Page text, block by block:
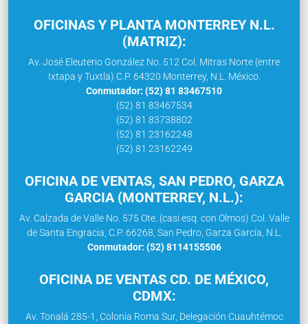
OFICINAS Y PLANTA MONTERREY N.L.
(MATRIZ):
Av. José Eleuterio González No. 512 Col. Mitras Norte (entre
Ixtapa y Tuxtla) C.P. 64320 Monterrey, N.L. México.
Conmutador: (52) 81 83467510
(52) 81 83467534
(52) 81 83738802
(52) 81 23162248
(52) 81 23162249
OFICINA DE VENTAS, SAN PEDRO, GARZA
GARCIA (MONTERREY, N.L.):
Av. Calzada de Valle No. 575 Ote. (casi esq. con Olmos) Col. Valle
de Santa Engracia, C.P. 66268, San Pedro, Garza García, N.L.
Conmutador: (52) 8114155506
OFICINA DE VENTAS CD. DE MÉXICO,
CDMX:
Av. Tonalá 285-1, Colonia Roma Sur, Delegación Cuauhtémoc